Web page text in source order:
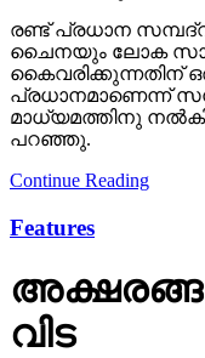
രണ്ട് പ്രധാന
ചൈനയും ലോക
കൈവരിക്കുന്നതിന്
പ്രധാനമാണെന്ന്
മാധ്യമത്തിനു
പറഞ്ഞു.
Continue Reading
Features
വിട